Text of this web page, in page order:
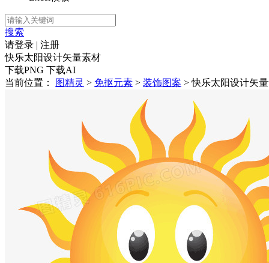
搜索
请登录 | 注册
快乐太阳设计矢量素材
下载PNG 下载AI
当前位置：
图精灵 > 免抠元素 > 装饰图案 > 快乐太阳设计矢